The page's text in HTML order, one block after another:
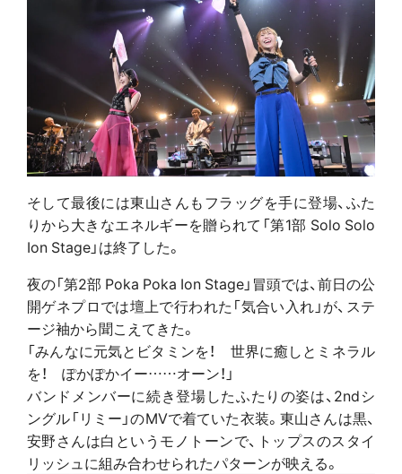
そして最後には東山さんもフラッグを手に登場、ふた
りから大きなエネルギーを贈られて「第1部 Solo Solo
Ion Stage」は終了した。
夜の「第2部 Poka Poka Ion Stage」冒頭では、前日の公
開ゲネプロでは壇上で行われた「気合い入れ」が、ステ
ージ袖から聞こえてきた。
「みんなに元気とビタミンを！ 世界に癒しとミネラル
を！ ぽかぽかイー……オーン！」
バンドメンバーに続き登場したふたりの姿は、2ndシ
ングル「リミー」のMVで着ていた衣装。東山さんは黒、
安野さんは白というモノトーンで、トップスのスタイ
リッシュに組み合わせられたパターンが映える。